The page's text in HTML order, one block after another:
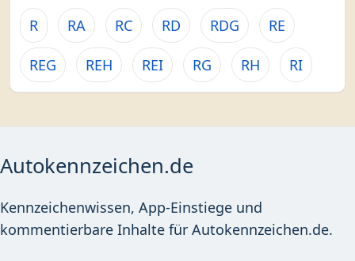
R RA RC RD RDG RE
REG REH REI RG RH RI
Autokennzeichen.de
Kennzeichenwissen, App-Einstiege und
kommentierbare Inhalte für Autokennzeichen.de.